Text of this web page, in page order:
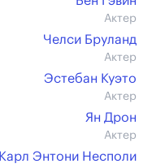
Актер
Челси Бруланд
Актер
Эстебан Куэто
Актер
Ян Дрон
Актер
Карл Энтони Несполи